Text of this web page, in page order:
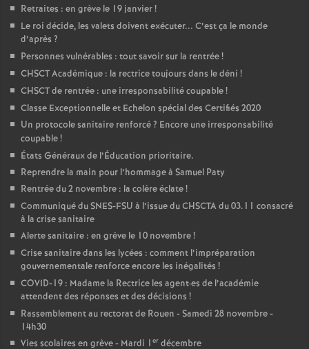
T
o
u
s
Retraites : en grève le 19 janvier!
Le roi décide, les valets doivent exécuter... C’est ça le monde
d’après ?
Personnes vulnérables : tout savoir sur la rentrée!
CHSCT Académique : la rectrice toujours dans le déni !
CHSCT de rentrée : une irresponsabilité coupable!
Classe Exceptionnelle et Echelon spécial des Certifiés 2020
Un protocole sanitaire renforcé? Encore une irresponsabilité
coupable!
États Généraux de l’Éducation prioritaire.
Reprendre la main pour l’hommage à Samuel Paty
Rentrée du 2 novembre : la colère éclate!
Communiqué du SNES-FSU à l’issue du CHSCTA du 03.11 consacré
à la crise sanitaire
Alerte sanitaire : en grève le 10 novembre!
Crise sanitaire dans les lycées : comment l’impréparation
gouvernementale renforce encore les inégalités !
COVID-19 : Madame la Rectrice les agent·es de l’académie
attendent des réponses et des décisions !
Rassemblement au rectorat de Rouen - Samedi 28 novembre -
14h30
Vies scolaires en grève - Mardi 1 er décembre